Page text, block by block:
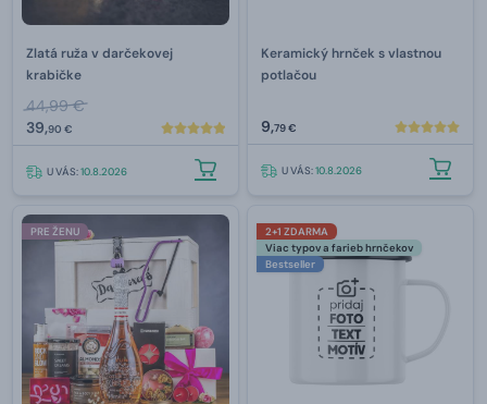
Zlatá ruža v darčekovej
krabičke
44,99 €
39,90 €
U VÁS:10.8.2026
Keramický hrnček s vlastnou
potlačou
9,79 €
U VÁS:10.8.2026
PRE ŽENU
2+1 ZDARMA
Viac typov a farieb hrnčekov
Bestseller